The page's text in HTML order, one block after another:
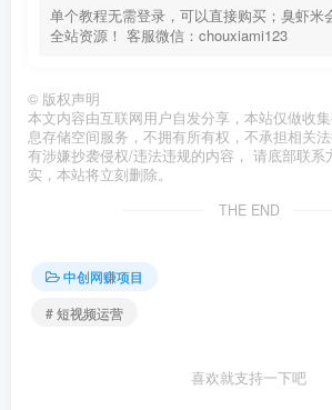
单个教程无需登录，可以直接购买；臭虾米
全站资源！ 客服微信：chouxiami123
© 版权声明
本文内容由互联网用户自发分享，本站仅做收
息存储空间服务，不拥有所有权，不承担相关
有涉嫌抄袭侵权/违法违规的内容， 请底部联系
实，本站将立刻删除。
THE END
中创网赚项目
# 短视频运营
喜欢就支持一下吧